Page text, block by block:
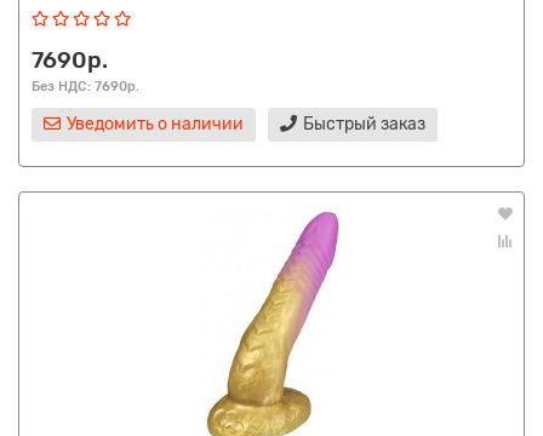
7690р.
Без НДС: 7690р.
Уведомить о наличии Быстрый заказ